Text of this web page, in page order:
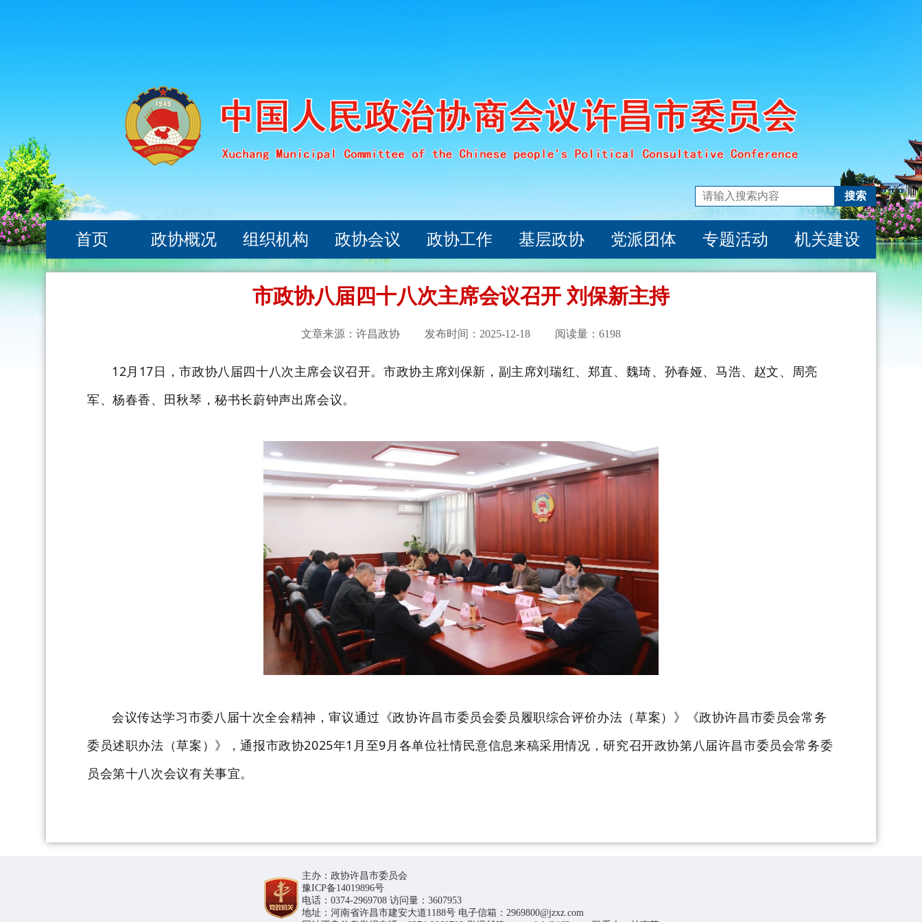
搜索
首页 政协概况 组织机构 政协会议 政协工作 基层政协 党派团体 专题活动 机关建设
市政协八届四十八次主席会议召开 刘保新主持
文章来源：许昌政协 发布时间： 2025-12-18 阅读量：6198
12月17日，市政协八届四十八次主席会议召开。市政协主席刘保新，副主席刘瑞红、郑直、魏琦、孙春娅、马浩、赵文、周亮
军、杨春香、田秋琴，秘书长蔚钟声出席会议。
会议传达学习市委八届十次全会精神，审议通过《政协许昌市委员会委员履职综合评价办法（草案）》《政协许昌市委员会常务
委员述职办法（草案）》，通报市政协2025年1月至9月各单位社情民意信息来稿采用情况，研究召开政协第八届许昌市委员会常务委
员会第十八次会议有关事宜。
主办：政协许昌市委员会
豫ICP备14019896号
电话：0374-2969708 访问量：3607953
地址：河南省许昌市建安大道1188号 电子信箱：2969800@jzxz.com